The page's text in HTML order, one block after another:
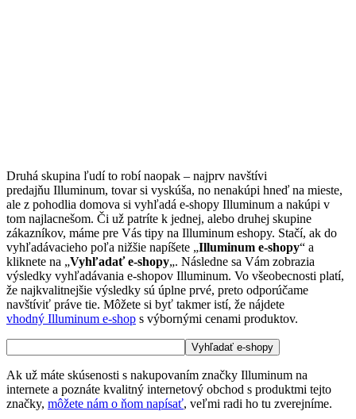
Druhá skupina ľudí to robí naopak – najprv navštívi
predajňu Illuminum, tovar si vyskúša, no nenakúpi hneď na mieste,
ale z pohodlia domova si vyhľadá e-shopy Illuminum a nakúpi v
tom najlacnešom. Či už patríte k jednej, alebo druhej skupine
zákazníkov, máme pre Vás tipy na Illuminum eshopy. Stačí, ak do
vyhľadávacieho poľa nižšie napíšete „Illuminum e-shopy“ a
kliknete na „Vyhľadať e-shopy„. Následne sa Vám zobrazia
výsledky vyhľadávania e-shopov Illuminum. Vo všeobecnosti platí,
že najkvalitnejšie výsledky sú úplne prvé, preto odporúčame
navštíviť práve tie. Môžete si byť takmer istí, že nájdete
vhodný Illuminum e-shop s výbornými cenami produktov.
Ak už máte skúsenosti s nakupovaním značky Illuminum na
internete a poznáte kvalitný internetový obchod s produktmi tejto
značky, môžete nám o ňom napísať, veľmi radi ho tu zverejníme.